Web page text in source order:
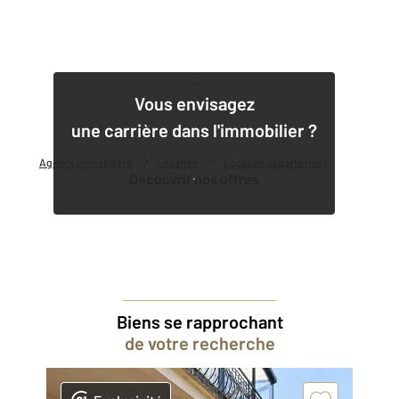
Agence immobilière
Vous envisagez
une carrière dans l'immobilier ?
Découvrir nos offres
1
Biens se rapprochant
de votre recherche